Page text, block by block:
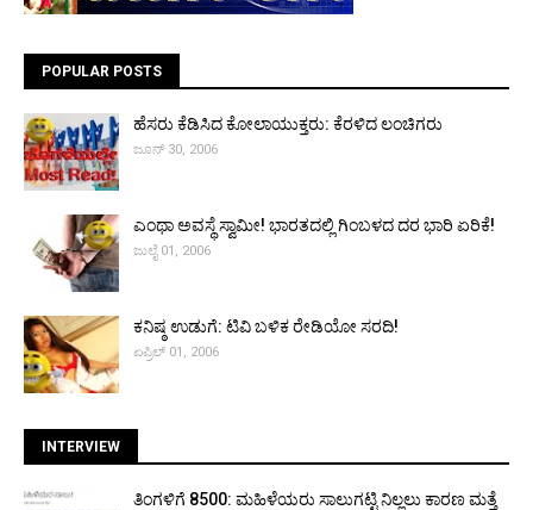
POPULAR POSTS
ಹೆಸರು ಕೆಡಿಸಿದ ಕೋಲಾಯುಕ್ತರು: ಕೆರಳಿದ ಲಂಚಿಗರು
ಜೂನ್ 30, 2006
ಎಂಥಾ ಅವಸ್ಥೆ ಸ್ವಾಮೀ! ಭಾರತದಲ್ಲಿ ಗಿಂಬಳದ ದರ ಭಾರಿ ಏರಿಕೆ!
ಜುಲೈ 01, 2006
ಕನಿಷ್ಠ ಉಡುಗೆ: ಟಿವಿ ಬಳಿಕ ರೇಡಿಯೋ ಸರದಿ!
ಏಪ್ರಿಲ್ 01, 2006
INTERVIEW
ತಿಂಗಳಿಗೆ ₹8500: ಮಹಿಳೆಯರು ಸಾಲುಗಟ್ಟಿ ನಿಲ್ಲಲು ಕಾರಣ ಮತ್ತೆ